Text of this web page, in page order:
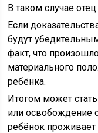
В таком случае
Если
будут
факт, что
материального
ребёнка.
Итогом может
или освобождение
ребёнок проживает